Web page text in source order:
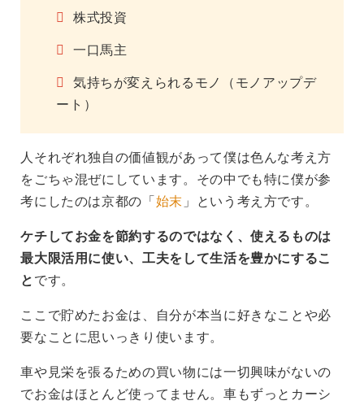
株式投資
一口馬主
気持ちが変えられるモノ（モノアップデ
ート）
人それぞれ独自の価値観があって僕は色んな考え方
をごちゃ混ぜにしています。その中でも特に僕が参
考にしたのは京都の「 始末 」という考え方です。
ケチしてお金を節約するのではなく、使えるものは
最大限活用に使い、工夫をして生活を豊かにするこ
と です。
ここで貯めたお金は、自分が本当に好きなことや必
要なことに思いっきり使います。
車や見栄を張るための買い物には一切興味がないの
でお金はほとんど使ってません。車もずっとカーシ